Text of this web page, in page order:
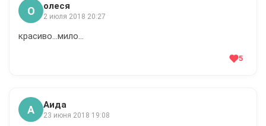
О олеся
2 июля 2018 20:27
красиво...мило...
5
А Аида
23 июня 2018 19:08